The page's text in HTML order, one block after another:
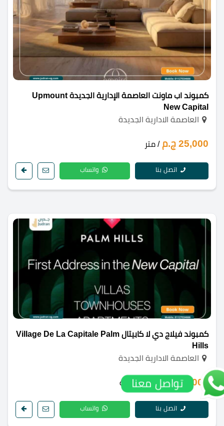
كمبوند اب ماونت العاصمة الإدارية الجديدة Upmount
New Capital
العاصمة الادارية الجديدة
25,000 ج.م / متر
اتصل بنا واتساب
كمبوند فيلاج دي لا كابيتال Village De La Capitale Palm
Hills
العاصمة الادارية الجديدة
5,500,000 ج.م / الوحدة
اتصل بنا واتساب
تواصل معنا